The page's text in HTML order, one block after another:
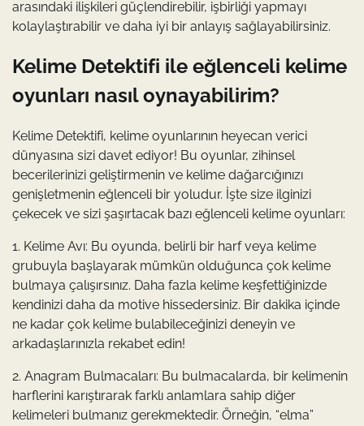
arasındaki ilişkileri güçlendirebilir, işbirliği yapmayı
kolaylaştırabilir ve daha iyi bir anlayış sağlayabilirsiniz.
Kelime Detektifi ile eğlenceli kelime
oyunları nasıl oynayabilirim?
Kelime Detektifi, kelime oyunlarının heyecan verici
dünyasına sizi davet ediyor! Bu oyunlar, zihinsel
becerilerinizi geliştirmenin ve kelime dağarcığınızı
genişletmenin eğlenceli bir yoludur. İşte size ilginizi
çekecek ve sizi şaşırtacak bazı eğlenceli kelime oyunları:
1. Kelime Avı: Bu oyunda, belirli bir harf veya kelime
grubuyla başlayarak mümkün olduğunca çok kelime
bulmaya çalışırsınız. Daha fazla kelime keşfettiğinizde
kendinizi daha da motive hissedersiniz. Bir dakika içinde
ne kadar çok kelime bulabileceğinizi deneyin ve
arkadaşlarınızla rekabet edin!
2. Anagram Bulmacaları: Bu bulmacalarda, bir kelimenin
harflerini karıştırarak farklı anlamlara sahip diğer
kelimeleri bulmanız gerekmektedir. Örneğin, “elma”